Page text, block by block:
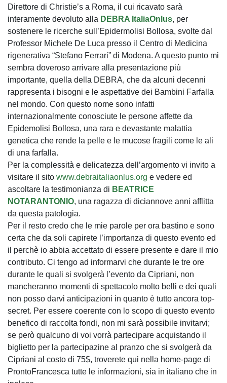
Direttore di Christie’s a Roma, il cui ricavato sarà
interamente devoluto alla DEBRA ItaliaOnlus, per
sostenere le ricerche sull’Epidermolisi Bollosa, svolte dal
Professor Michele De Luca presso il Centro di Medicina
rigenerativa “Stefano Ferrari” di Modena. A questo punto mi
sembra doveroso arrivare alla presentazione più
importante, quella della DEBRA, che da alcuni decenni
rappresenta i bisogni e le aspettative dei Bambini Farfalla
nel mondo. Con questo nome sono infatti
internazionalmente conosciute le persone affette da
Epidemolisi Bollosa, una rara e devastante malattia
genetica che rende la pelle e le mucose fragili come le ali
di una farfalla.
Per la complessità e delicatezza dell’argomento vi invito a
visitare il sito www.debraitaliaonlus.org e vedere ed
ascoltare la testimonianza di BEATRICE
NOTARANTONIO, una ragazza di diciannove anni afflitta
da questa patologia.
Per il resto credo che le mie parole per ora bastino e sono
certa che da soli capirete l’importanza di questo evento ed
il perchè io abbia accettato di essere presente e dare il mio
contributo. Ci tengo ad informarvi che durante le tre ore
durante le quali si svolgerà l’evento da Cipriani, non
mancheranno momenti di spettacolo molto belli e dei quali
non posso darvi anticipazioni in quanto è tutto ancora top-
secret. Per essere coerente con lo scopo di questo evento
benefico di raccolta fondi, non mi sarà possibile invitarvi;
se però qualcuno di voi vorrà partecipare acquistando il
biglietto per la partecipazine al pranzo che si svolgerà da
Cipriani al costo di 75$, troverete qui nella home-page di
ProntoFrancesca tutte le informazioni, sia in italiano che in